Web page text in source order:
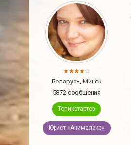
Беларусь, Минск
5872 сообщения
Топикстартер
Юрист «Анималекс»